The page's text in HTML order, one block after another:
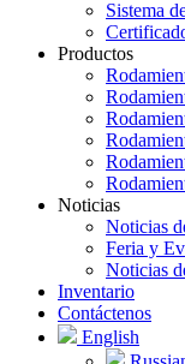
Sistema
Productos
Noticias
Noticias
Feria y
Noticias
Inventario
Contáctenos
English